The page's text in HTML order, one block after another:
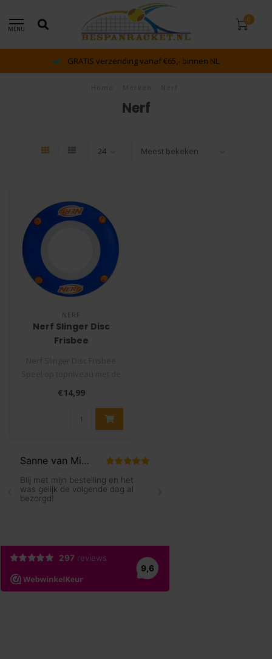
MENU
0
GRATIS verzending vanaf €65,- binnen NL
Nerf
NERF
Nerf Slinger Disc
Frisbee
NERF Sonic Slinger Disc! De..
€14,99